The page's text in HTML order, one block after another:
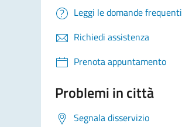
Leggi le domande frequenti
Richiedi assistenza
Prenota appuntamento
Problemi in città
Segnala disservizio